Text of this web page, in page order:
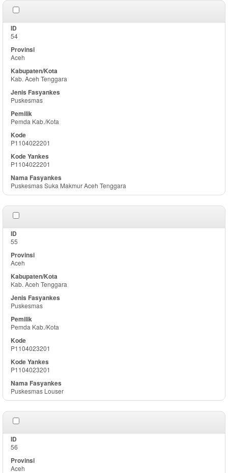
54
Aceh
Kab. Aceh Tenggara
Puskesmas
Pemda Kab./Kota
P1104022201
P1104022201
Puskesmas Suka Makmur Aceh Tenggara
55
Aceh
Kab. Aceh Tenggara
Puskesmas
Pemda Kab./Kota
P1104023201
P1104023201
Puskesmas Louser
56
Aceh